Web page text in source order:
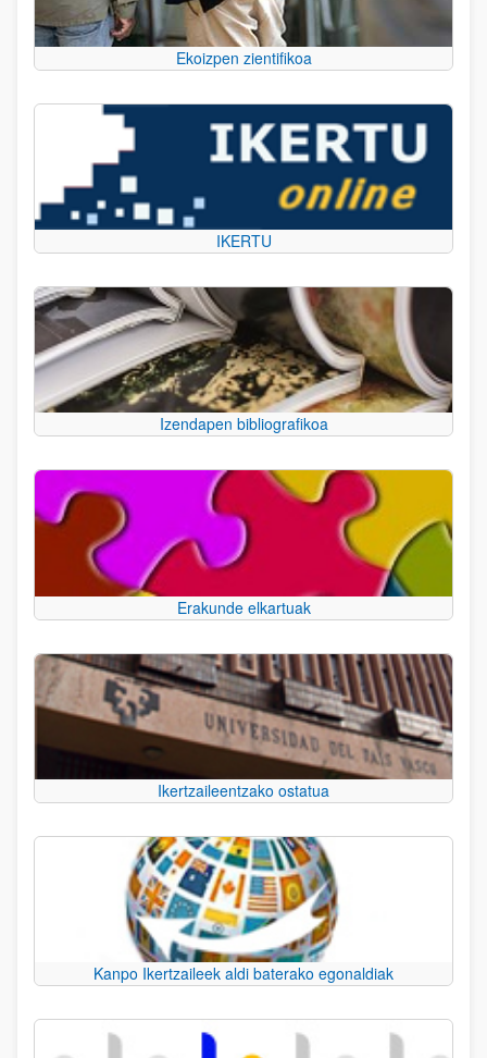
Ekoizpen zientifikoa
IKERTU
Izendapen bibliografikoa
Erakunde elkartuak
Ikertzaileentzako ostatua
Kanpo Ikertzaileek aldi baterako egonaldiak